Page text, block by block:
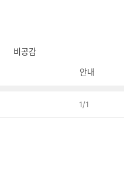
비공감
안내
1/1